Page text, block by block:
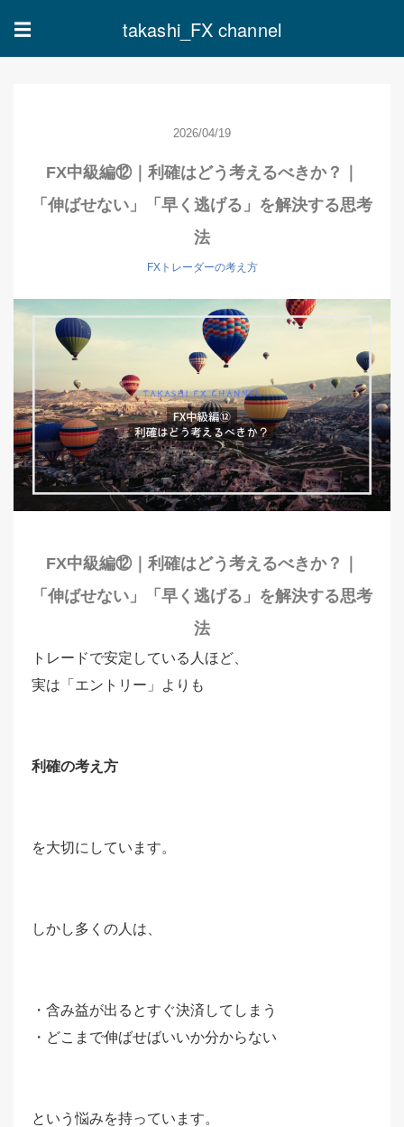
☰ takashi_FX channel
2026/04/19
FX中級編⑫｜利確はどう考えるべきか？｜
「伸ばせない」「早く逃げる」を解決する思考
法
FXトレーダーの考え方
FX中級編⑫｜利確はどう考えるべきか？｜
「伸ばせない」「早く逃げる」を解決する思考
法
トレードで安定している人ほど、
実は「エントリー」よりも
利確の考え方
を大切にしています。
しかし多くの人は、
・含み益が出るとすぐ決済してしまう
・どこまで伸ばせばいいか分からない
という悩みを持っています。